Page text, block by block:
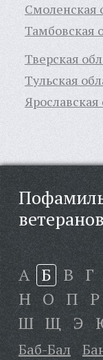
Смоленская
Тамбовская
Тверская
Тульская
Ярославская
А Б В Г
Н О П Р
Ш Щ Э
Баб-Бал